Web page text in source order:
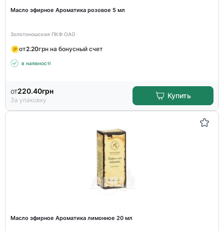
Масло эфирное Ароматика розовое 5 мл
Золотоношская ПКФ ОАО
от2.20грн на бонусный счет
в наявності
от220.40грн
За упаковку
Купить
Масло эфирное Ароматика лимонное 20 мл